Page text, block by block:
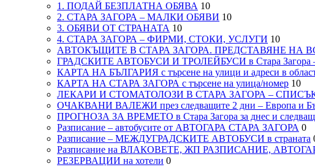
1. ПОДАЙ БЕЗПЛАТНА ОБЯВА 10
2. СТАРА ЗАГОРА – МАЛКИ ОБЯВИ 10
3. ОБЯВИ ОТ СТРАНАТА 10
4. СТАРА ЗАГОРА – ФИРМИ, СТОКИ, УСЛУГИ 10
АВТОКЪЩИТЕ В СТАРА ЗАГОРА. ПРЕДСТАВЯНЕ НА
ГРАДСКИТЕ АВТОБУСИ И ТРОЛЕЙБУСИ в Стара
КАРТА НА БЪЛГАРИЯ с търсене на улици и адреси в
КАРТА НА СТАРА ЗАГОРА с търсене на улица/номер 10
ЛЕКАРИ И СТОМАТОЛОЗИ В СТАРА ЗАГОРА –
ОЧАКВАНИ ВАЛЕЖИ през следващите 2 дни – Европа и
ПРОГНОЗА ЗА ВРЕМЕТО в Стара Загора за днес и
Разписание – автобусите от АВТОГАРА СТАРА ЗАГОРА 0
Разписание – МЕЖДУГРАДСКИТЕ АВТОБУСИ в страната
Разписание на ВЛАКОВЕТЕ, ЖП РАЗПИСАНИЕ,
РЕЗЕРВАЦИИ на хотели 0